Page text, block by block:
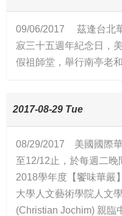
09/06/2017 茲逢台北
寂三十五週年紀念日，
假祖師堂，舉行南亭老
2017-08-29 Tue
08/29/2017 美國國際
至12/12止，於每週二
2018學年度【饗味華嚴
大學人文藝術學院人文
(Christian Jochim) 親臨